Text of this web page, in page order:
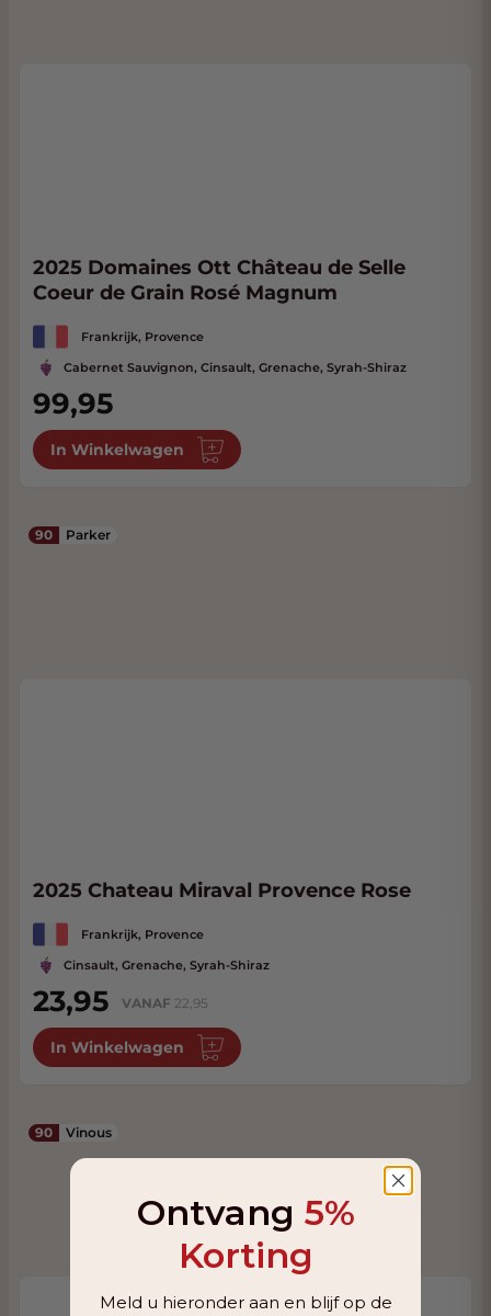
2025 Domaines Ott Château de Selle
Coeur de Grain Rosé Magnum
Frankrijk, Provence
Cabernet Sauvignon, Cinsault, Grenache, Syrah-Shiraz
99,95
In Winkelwagen
90 Parker
2025 Chateau Miraval Provence Rose
Frankrijk, Provence
Cinsault, Grenache, Syrah-Shiraz
23,95 VANAF 22,95
In Winkelwagen
90 Vinous
Ontvang 5%
Korting
Meld u hieronder aan en blijf op de